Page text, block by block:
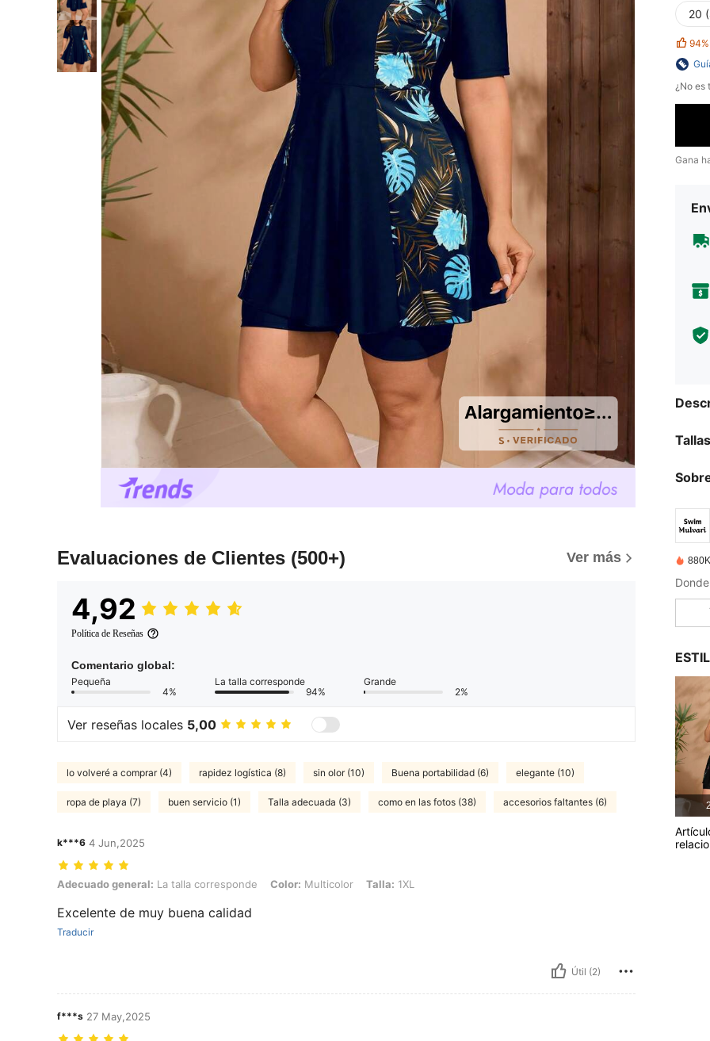
Evaluaciones de Clientes (500+) Ver más
4,92
Política de Reseñas
Comentario global:
Pequeña
4%
La talla corresponde
94%
Grande
2%
Ver reseñas locales 5,00
lo volveré a comprar (4) rapidez logística (8) sin olor (10) Buena portabilidad (6) elegante (10)
ropa de playa (7) buen servicio (1) Talla adecuada (3) como en las fotos (38) accesorios faltantes (6)
k***6 4 Jun,2025
Adecuado general: La talla corresponde, Color: Multicolor, Talla: 1XL
Adecuado general: La talla corresponde Color: Multicolor Talla: 1XL
Excelente de muy buena calidad
Traducir
Útil (2)
f***s 27 May,2025
20
94%
¿No es
Gana